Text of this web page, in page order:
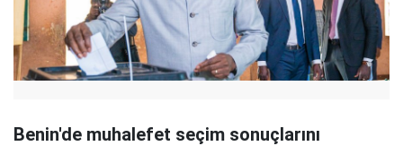
Benin'de muhalefet seçim sonuçlarını